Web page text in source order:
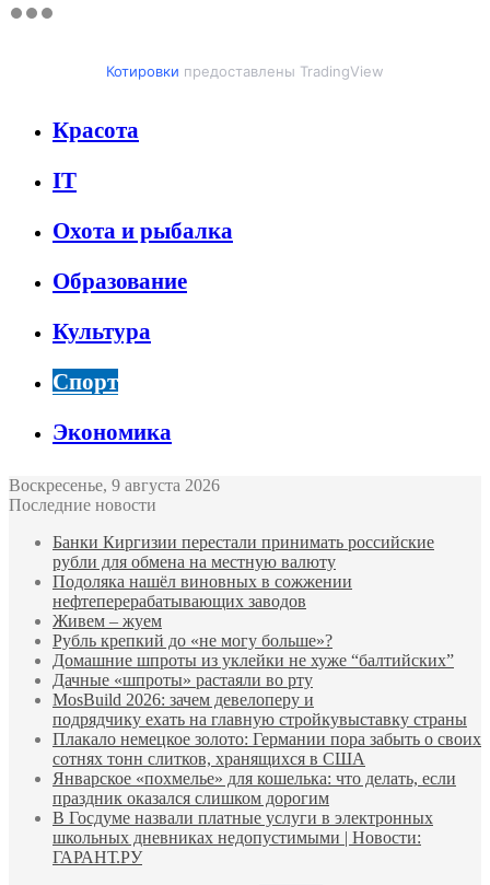
Котировки предоставлены TradingView
Красота
IT
Охота и рыбалка
Образование
Культура
Спорт
Экономика
Воскресенье, 9 августа 2026
Последние новости
Банки Киргизии перестали принимать российские
рубли для обмена на местную валюту
Подоляка нашёл виновных в сожжении
нефтеперерабатывающих заводов
Живем – жуем
Рубль крепкий до «не могу больше»?
Домашние шпроты из уклейки не хуже “балтийских”
Дачные «шпроты» растаяли во рту
MosBuild 2026: зачем девелоперу и
подрядчиĸу ехать на главную стройĸувыставĸу страны
Плакало немецкое золото: Германии пора забыть о своих
сотнях тонн слитков, хранящихся в США
Январское «похмелье» для кошелька: что делать, если
праздник оказался слишком дорогим
В Госдуме назвали платные услуги в электронных
школьных дневниках недопустимыми | Новости:
ГАРАНТ.РУ